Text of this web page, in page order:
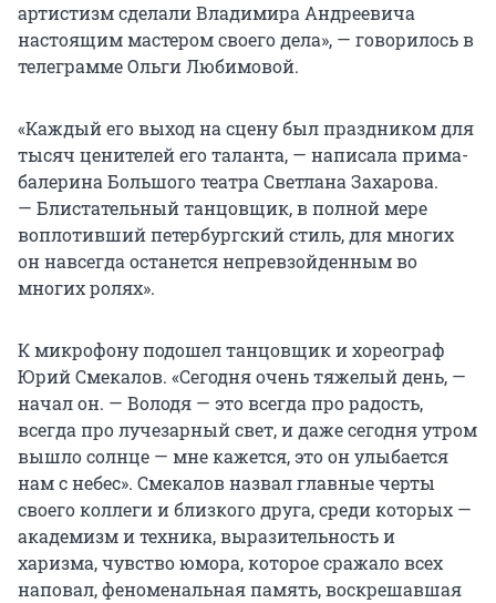
артистизм сделали Владимира Андреевича
настоящим мастером своего дела», — говорилось в
телеграмме Ольги Любимовой.
«Каждый его выход на сцену был праздником для
тысяч ценителей его таланта, — написала прима-
балерина Большого театра Светлана Захарова.
— Блистательный танцовщик, в полной мере
воплотивший петербургский стиль, для многих
он навсегда останется непревзойденным во
многих ролях».
К микрофону подошел танцовщик и хореограф
Юрий Смекалов. «Сегодня очень тяжелый день, —
начал он. — Володя — это всегда про радость,
всегда про лучезарный свет, и даже сегодня утром
вышло солнце — мне кажется, это он улыбается
нам с небес». Смекалов назвал главные черты
своего коллеги и близкого друга, среди которых —
академизм и техника, выразительность и
харизма, чувство юмора, которое сражало всех
наповал, феноменальная память, воскрешавшая